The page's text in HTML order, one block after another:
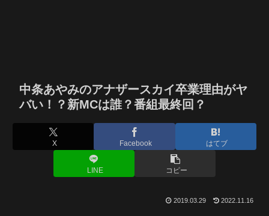
中条あやみのアナザースカイ卒業理由がヤ
バい！？新MCは誰？番組最終回？
X Facebook はてブ
LINE コピー
2019.03.29 2022.11.16